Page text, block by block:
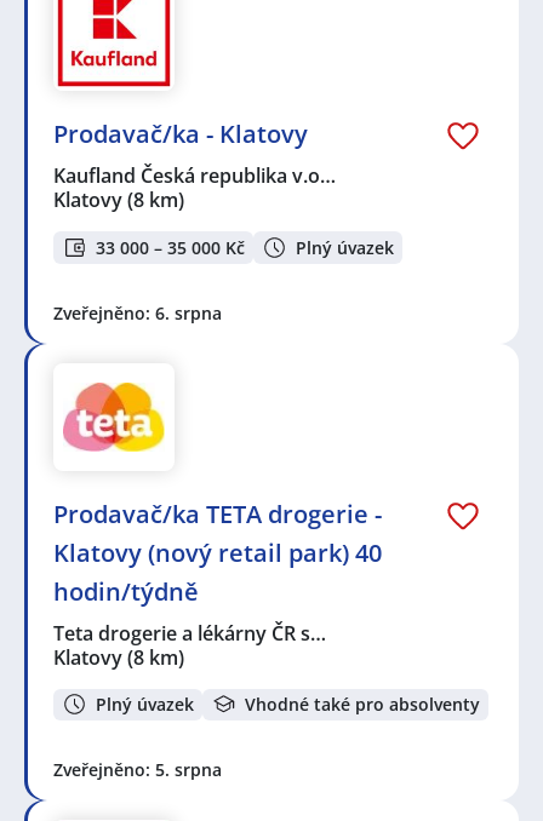
Prodavač/ka - Klatovy
Kaufland Česká republika v.o…
Klatovy(8 km)
33 000 – 35 000 Kč Plný úvazek
Zveřejněno: 6. srpna
Prodavač/ka TETA drogerie -
Klatovy (nový retail park) 40
hodin/týdně
Teta drogerie a lékárny ČR s…
Klatovy(8 km)
Plný úvazek Vhodné také pro absolventy
Zveřejněno: 5. srpna